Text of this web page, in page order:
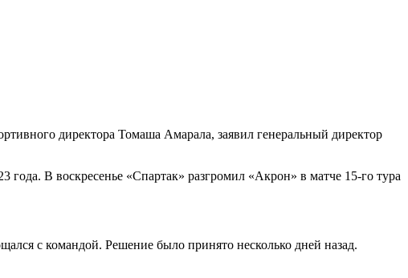
директора Томаша Амарала, заявил генеральный директор
года. В воскресенье «Спартак» разгромил «Акрон» в матче 15‑го тура
с командой. Решение было принято несколько дней назад.